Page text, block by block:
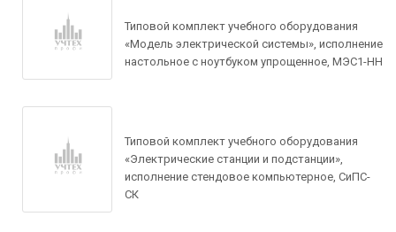
Типовой комплект учебного оборудования
«Модель электрической системы», исполнение
настольное с ноутбуком упрощенное, МЭС1-НН
Типовой комплект учебного оборудования
«Электрические станции и подстанции»,
исполнение стендовое компьютерное, СиПС-
СК